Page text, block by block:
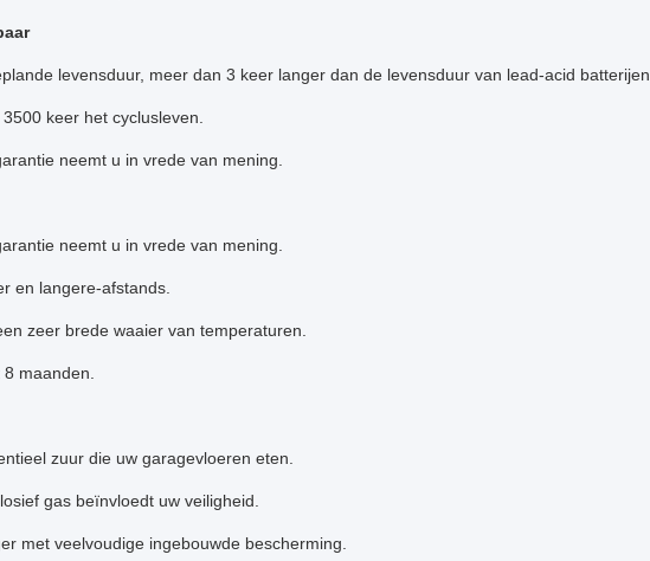
levensduur, meer dan 3 keer langer dan de levensduur van lead-acid batterijen.
keer het cyclusleven.
neemt u in vrede van mening.
neemt u in vrede van mening.
en langere-afstands.
zeer brede waaier van temperaturen.
maanden.
zuur die uw garagevloeren eten.
gas beïnvloedt uw veiligheid.
met veelvoudige ingebouwde bescherming.